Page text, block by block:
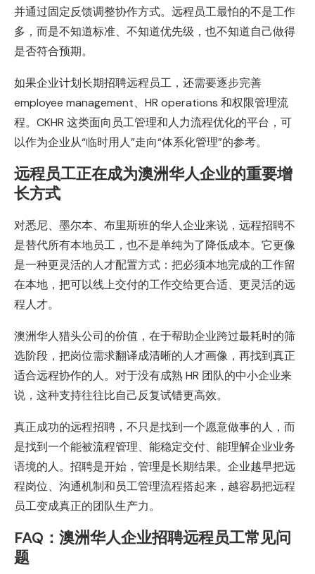
并通过固定反馈调整协作方式。远程员工最怕的不是工作
多，而是不知道标准、不知道优先级，也不知道自己做得
是否符合预期。
如果企业计划长期招聘远程员工，还需要逐步完善
employee management、HR operations 和权限管理流
程。CKHR 这类面向员工管理和人力流程优化的平台，可
以作为企业从“临时用人”走向“体系化管理”的参考。
远程员工正在成为澳洲华人企业的重要增
长方式
对悉尼、墨尔本、布里斯班的华人企业来说，远程招聘不
是替代所有本地员工，也不是单纯为了降低成本。它更像
是一种更灵活的人才配置方式：把必须本地完成的工作留
在本地，把可以线上交付的工作交给更合适、更灵活的远
程人才。
澳洲华人猎头公司的价值，在于帮助企业跨过最耗时的筛
选阶段，把岗位需求翻译成清晰的人才画像，再找到真正
适合远程协作的人。对于没有成熟 HR 团队的中小企业来
说，这种支持往往比自己反复试错更高效。
真正成功的远程招聘，不只是找到一个愿意做事的人，而
是找到一个能被流程管理、能稳定交付、能理解企业业务
语境的人。招聘是开始，管理是长期结果。企业越早把远
程岗位、沟通机制和员工管理流程搭起来，越容易把远程
员工变成真正的团队生产力。
FAQ：澳洲华人企业招聘远程员工常见问
题